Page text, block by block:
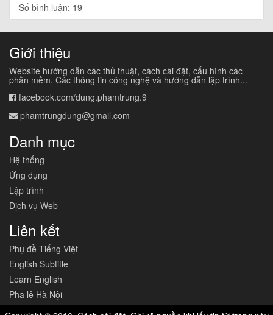
Số bình luận: 19
Giới thiệu
Website hướng dẫn các thủ thuật, cách cài đặt, cấu hình các
phần mềm. Các thông tin công nghệ và hướng dẫn lập trình...
facebook.com/dung.phamtrung.9
phamtrungdung@gmail.com
Danh mục
Hệ thống
Ứng dụng
Lập trình
Dịch vụ Web
Liên kết
Phụ đề Tiếng Việt
English Subtitle
Learn English
Pha lê Hà Nội